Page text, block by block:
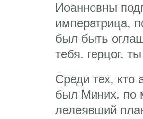
Иоанновны
императрица,
был быть
тебя, герцог,
Среди тех, кто
был Миних, по
лелеявший